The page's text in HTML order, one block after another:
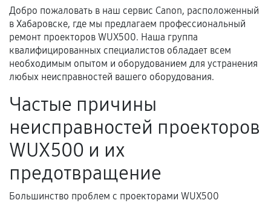
техническим характеристикам.
Документы для подтверждения
гарантии
Акт выполненных работ с датой, перечнем
услуг и сроком гарантии.
Документы на установленные комплектующие
и кассовый чек.
Добро пожаловать в наш сервис Canon, расположенный
в Хабаровске, где мы предлагаем профессиональный
ремонт проекторов WUX500. Наша группа
квалифицированных специалистов обладает всем
необходимым опытом и оборудованием для устранения
любых неисправностей вашего оборудования.
Частые причины
неисправностей проекторов
WUX500 и их
предотвращение
Большинство проблем с проекторами WUX500